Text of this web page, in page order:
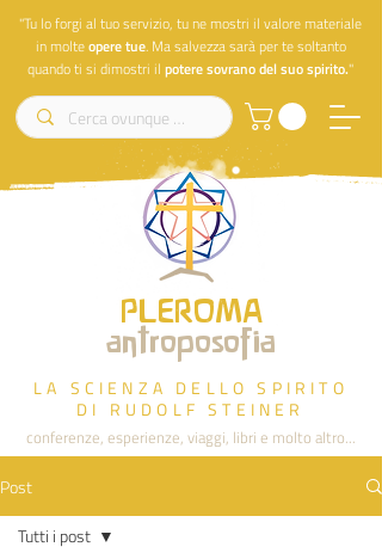
"Tu lo forgi al tuo servizio, tu ne mostri il valore materiale
in molteoperetue. Ma salvezza sarà per te soltanto
quando ti si dimostri il potere sovrano del suo spirito."
PLEROMA
antroposofia
LA SCIENZA DELLO SPIRITO
DI RUDOLF STEINER
conferenze, esperienze, viaggi, libri e molto altro...
Post
Tutti i post